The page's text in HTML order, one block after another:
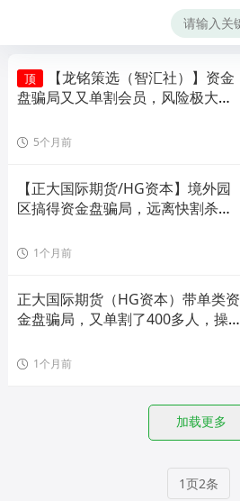
顶
【龙铭策选（智汇社）】资金
盘骗局又又单割会员，风险极大，
5个月前
【正大国际期货/HG资本】境外园
区搞得资金盘骗局，远离快割杀猪
1个月前
正大国际期货（HG资本）带单类资
金盘骗局，又单割了400多人，操盘
1个月前
加载更多
1页2条